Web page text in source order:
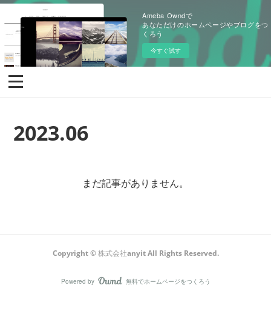
Ameba Owndで
あなただけのホームページやブログをつ
くろう
今すぐ試す
2023.06
まだ記事がありません。
Copyright © 株式会社anyit All Rights Reserved.
Powered by AmebaOwnd
無料でホームページをつくろう